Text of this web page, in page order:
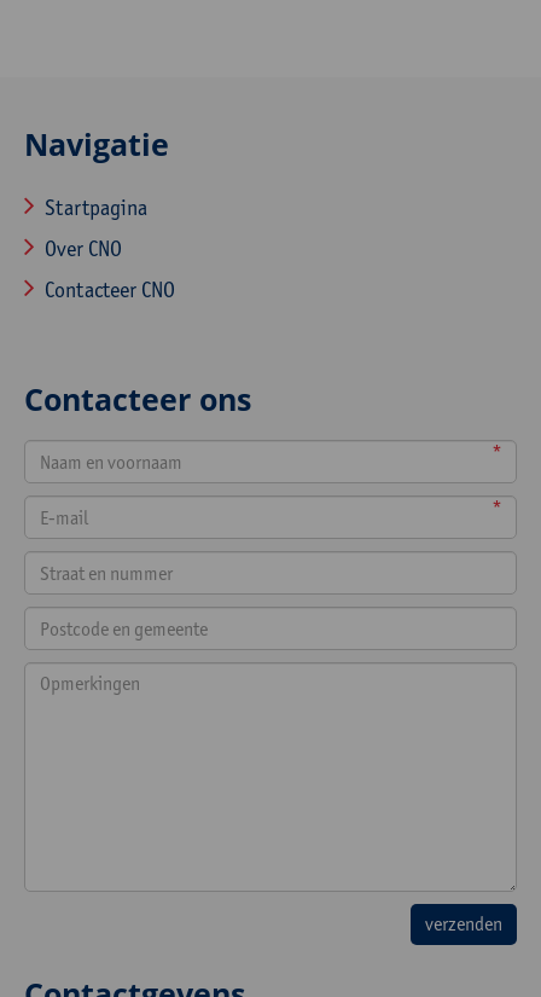
Navigatie
Startpagina
Over CNO
Contacteer CNO
Contacteer ons
*
*